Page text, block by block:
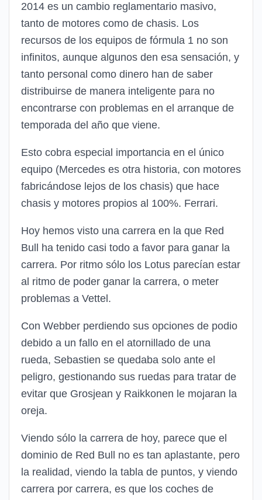
2014 es un cambio reglamentario masivo,
tanto de motores como de chasis. Los
recursos de los equipos de fórmula 1 no son
infinitos, aunque algunos den esa sensación, y
tanto personal como dinero han de saber
distribuirse de manera inteligente para no
encontrarse con problemas en el arranque de
temporada del año que viene.
Esto cobra especial importancia en el único
equipo (Mercedes es otra historia, con motores
fabricándose lejos de los chasis) que hace
chasis y motores propios al 100%. Ferrari.
Hoy hemos visto una carrera en la que Red
Bull ha tenido casi todo a favor para ganar la
carrera. Por ritmo sólo los Lotus parecían estar
al ritmo de poder ganar la carrera, o meter
problemas a Vettel.
Con Webber perdiendo sus opciones de podio
debido a un fallo en el atornillado de una
rueda, Sebastien se quedaba solo ante el
peligro, gestionando sus ruedas para tratar de
evitar que Grosjean y Raikkonen le mojaran la
oreja.
Viendo sólo la carrera de hoy, parece que el
dominio de Red Bull no es tan aplastante, pero
la realidad, viendo la tabla de puntos, y viendo
carrera por carrera, es que los coches de